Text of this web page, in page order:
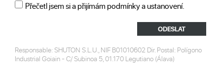
Přečetl jsem si a přijímám podmínky a ustanovení.
ODESLAT
Responsable: SHUTON S.L.U., NIF B01010602 Dir. Postal: Polígono
Industrial Goiain - C/ Subinoa 5, 01.170 Legutiano (Álava)